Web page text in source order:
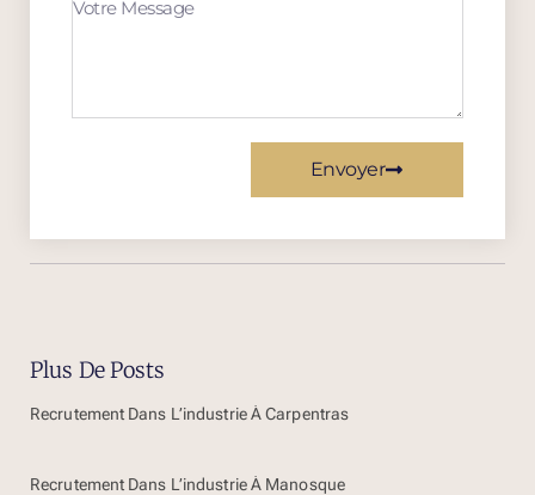
Envoyer
Plus De Posts
Recrutement Dans L’industrie À Carpentras
Recrutement Dans L’industrie À Manosque